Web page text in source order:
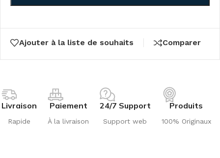
Ajouter à la liste de souhaits Comparer
Livraison
Rapide
Paiement
À la livraison
24/7 Support
Support web
Produits
100% Originaux